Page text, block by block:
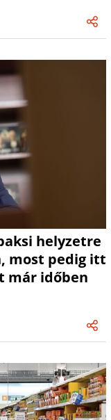
helyzetre
most pedig itt
már időben